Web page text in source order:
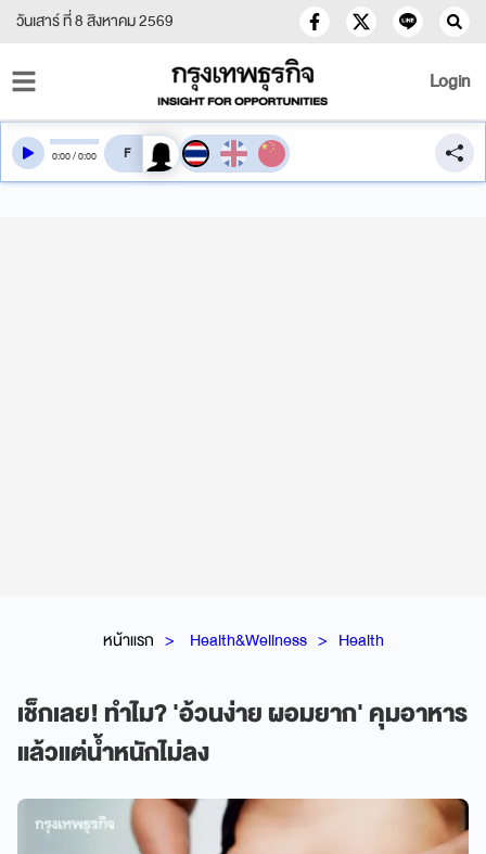
วันเสาร์ ที่ 8 สิงหาคม 2569
Login
หน้าแรก Health&Wellness Health
เช็กเลย! ทำไม? 'อ้วนง่าย ผอมยาก' คุมอาหาร
แล้วแต่น้ำหนักไม่ลง
0:00/0:00 สลับเสียงอ่าน